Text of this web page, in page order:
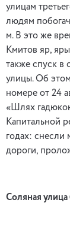
улицам
людям
м. В это же
Кмитов яр,
также спуск в
улицы. Об этом
номере от 24
«Шлях
Капитальной
годах: снесли
дороги,
Соляная